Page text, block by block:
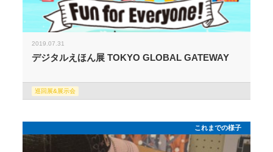
2019.07.31
デジタルえほん展 TOKYO GLOBAL GATEWAY
巡回展&展示会
これまでの様子